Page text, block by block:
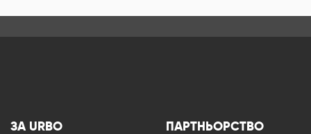
ЗА URBO ПАРТНЬОРСТВО